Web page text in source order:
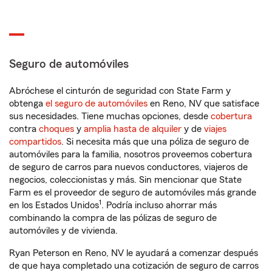
Seguro de automóviles
Abróchese el cinturón de seguridad con State Farm y
obtenga el seguro de automóviles en Reno, NV que satisface
sus necesidades. Tiene muchas opciones, desde cobertura
contra choques y amplia hasta de alquiler y de viajes
compartidos. Si necesita más que una póliza de seguro de
automóviles para la familia, nosotros proveemos cobertura
de seguro de carros para nuevos conductores, viajeros de
negocios, coleccionistas y más. Sin mencionar que State
Farm es el proveedor de seguro de automóviles más grande
en los Estados Unidos1. Podría incluso ahorrar más
combinando la compra de las pólizas de seguro de
automóviles y de vivienda.
Ryan Peterson en Reno, NV le ayudará a comenzar después
de que haya completado una cotización de seguro de carros